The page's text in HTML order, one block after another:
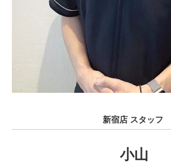
新宿店 スタッフ
小山